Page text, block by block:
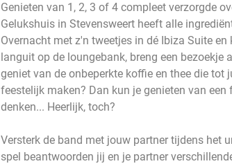
Genieten van 1, 2, 3 of 4 compleet verzorgde
Gelukshuis in Stevensweert heeft alle
Overnacht met z'n tweetjes in dé Ibiza Suite
languit op de loungebank, breng een
geniet van de onbeperkte koffie en thee die
feestelijk maken? Dan kun je genieten van een
denken... Heerlijk, toch?
Versterk de band met jouw partner tijdens het
spel beantwoorden jij en je partner